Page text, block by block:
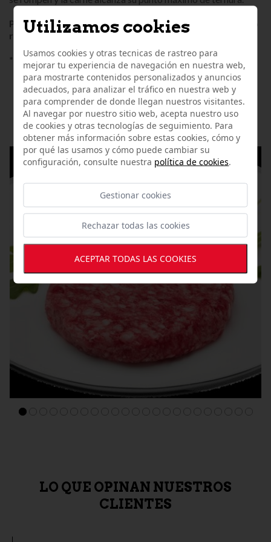
Producto congelado envasado al vacío. (Servicio de frío
refrigerado)
*El producto puede llegar descongelado.
OTROS ARTÍCULOS
RELACIONADOS
GUIJUELO BEHER
LO QUE OPINAN NUESTROS
CLIENTES
Utilizamos cookies
Usamos cookies y otras tecnicas de rastreo para
mejorar tu experiencia de navegación en nuestra web,
para mostrarte contenidos personalizados y anuncios
adecuados, para analizar el tráfico en nuestra web y
para comprender de donde llegan nuestros visitantes.
Al navegar por nuestro sitio web, acepta nuestro uso
de cookies y otras tecnologías de seguimiento. Para
obtener más información sobre estas cookies, cómo y
por qué las usamos y cómo puede cambiar su
configuración, consulte nuestra política de cookies.
Gestionar cookies
Rechazar todas las cookies
ACEPTAR TODAS LAS COOKIES